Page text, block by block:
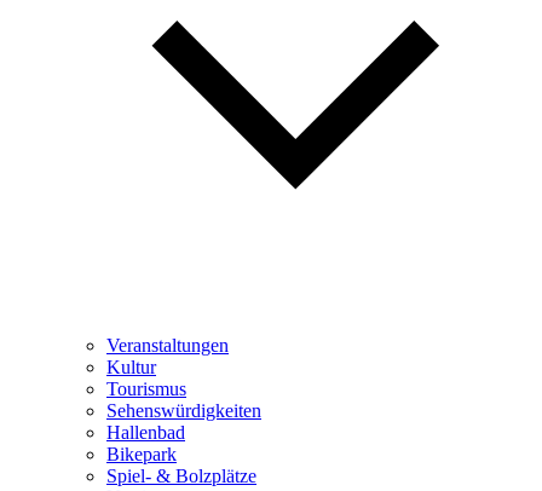
Veranstaltungen
Kultur
Tourismus
Sehenswürdigkeiten
Hallenbad
Bikepark
Spiel- & Bolzplätze